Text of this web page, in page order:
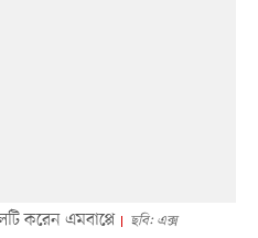
করেন এমবাপ্পে ছবি: এক্স